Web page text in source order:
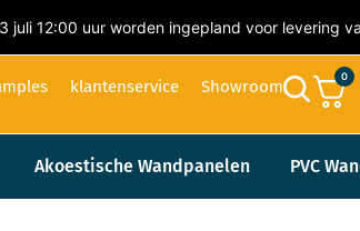
juli 12:00 uur worden ingepland voor levering
klantenservice Showroom
0
Akoestische Wandpanelen PVC